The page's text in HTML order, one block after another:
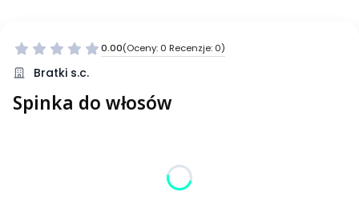
0.00(Oceny: 0 Recenzje: 0)
Bratki s.c.
Spinka do włosów